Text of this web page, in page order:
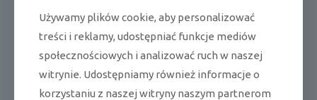
Używamy plików cookie, aby personalizować
treści i reklamy, udostępniać funkcje mediów
społecznościowych i analizować ruch w naszej
witrynie. Udostępniamy również informacje o
korzystaniu z naszej witryny naszym partnerom